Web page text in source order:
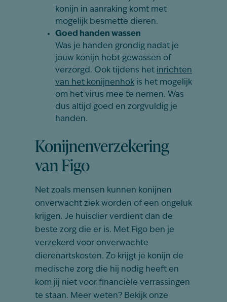
konijn in aanraking komt met
mogelijk besmette dieren.
Goed handen wassen
Was je handen grondig nadat je
jouw konijn hebt gewassen of
verzorgd. Ook tijdens het inrichten
van het konijnenhok is het mogelijk
om het virus mee te nemen. Was
dus altijd goed en zorgvuldig je
handen.
Konijnenverzekering
van Figo
Net zoals mensen kunnen konijnen
onverwacht ziek worden of een ongeluk
krijgen. Je huisdier verdient dan de
beste zorg die er is. Met Figo ben je
verzekerd voor onverwachte
dierenartskosten. Zo krijgt je konijn de
medische zorg die hij nodig heeft en
kom jij niet voor financiële verrassingen
te staan. Meer weten? Bekijk onze